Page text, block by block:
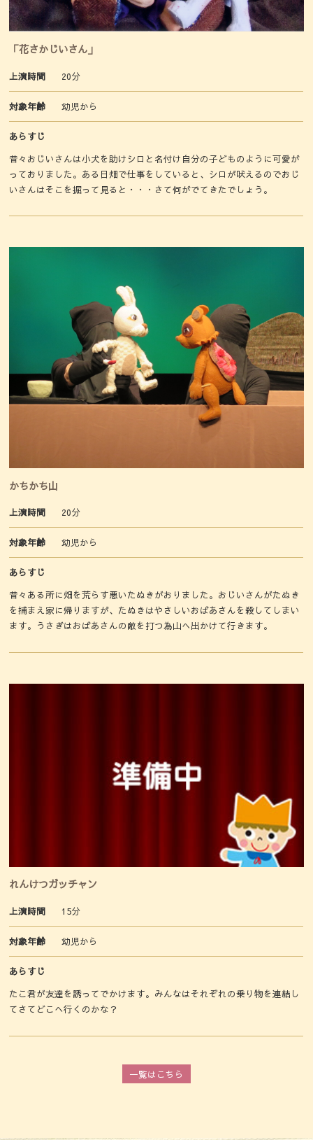
「花さかじいさん」
上演時間 20分
対象年齢 幼児から
あらすじ
昔々おじいさんは小犬を助けシロと名付け自分の子どものように可愛が
っておりました。ある日畑で仕事をしていると、シロが吠えるのでおじ
いさんはそこを掘って見ると・・・さて何がでてきたでしょう。
かちかち山
上演時間 20分
対象年齢 幼児から
あらすじ
昔々ある所に畑を荒らす悪いたぬきがおりました。おじいさんがたぬき
を捕まえ家に帰りますが、たぬきはやさしいおばあさんを殺してしまい
ます。うさぎはおばあさんの敵を打つ為山へ出かけて行きます。
れんけつガッチャン
上演時間 15分
対象年齢 幼児から
あらすじ
たこ君が友達を誘ってでかけます。みんなはそれぞれの乗り物を連結し
てさてどこへ行くのかな？
一覧はこちら